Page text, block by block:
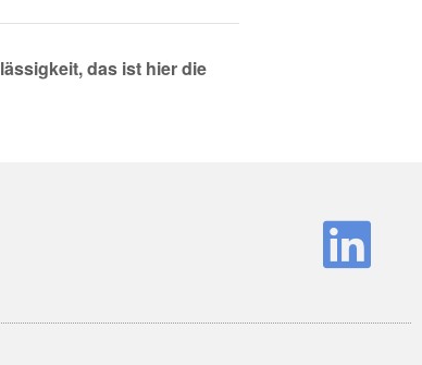
das ist hier die